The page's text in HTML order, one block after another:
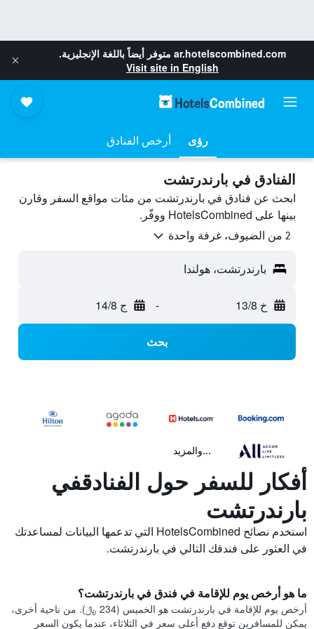
ar.hotelscombined.com متوفر أيضاً باللغة الإنجليزية.
Visit site in English
رؤى أرخص الفنادق
الفنادق في بارندرتشت
ابحث عن فنادق في بارندرتشت من مئات مواقع السفر وقارن
بينها على HotelsCombined ووفّر.
2 من الضيوف، غرفة واحدة
بارندرتشت، هولندا
خ 13/8 - ج 14/8
بحث
...والمزيد
أفكار للسفر حول الفنادقفي
بارندرتشت
استخدم نصائح HotelsCombined التي تدعمها البيانات لمساعدتك
في العثور على فندقك التالي في بارندرتشت.
ما هو أرخص يوم للإقامة في فندق في بارندرتشت؟
أرخص يوم للإقامة في بارندرتشت هو الخميس (234 ﷼). من ناحية أخرى،
يمكن للمسافرين توقع دفع أعلى سعر في الثلاثاء، عندما يكون السعر